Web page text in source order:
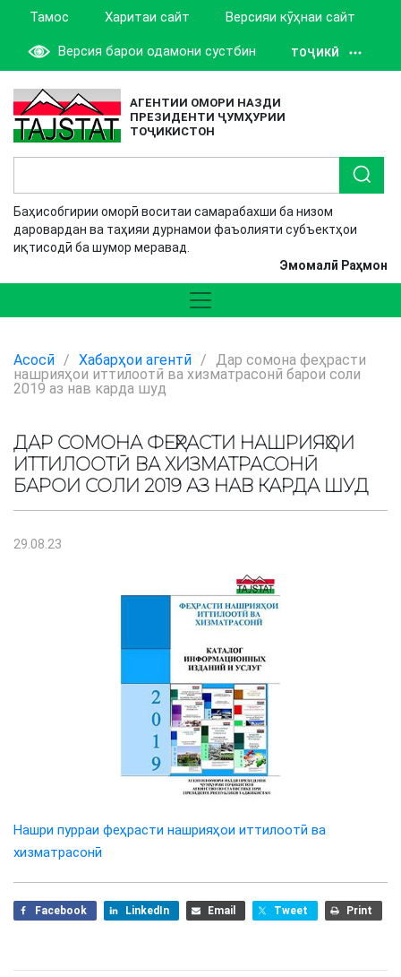
Тамос Харитаи сайт Версияи кӯҳнаи сайт
Версия барои одамони сустбин ТОҶИКӢ
АГЕНТИИ ОМОРИ НАЗДИ
ПРЕЗИДЕНТИ ҶУМҲУРИИ
ТОҶИКИСТОН
Баҳисобгирии оморӣ воситаи самарабахши ба низом
даровардан ва таҳияи дурнамои фаъолияти субъектҳои
иқтисодӣ ба шумор меравад.
Эмомалӣ Раҳмон
Асосӣ / Хабарҳои агентӣ / Дар сомона феҳрасти
нашрияҳои иттилоотӣ ва хизматрасонӣ барои соли
2019 аз нав карда шуд
ДАР СОМОНА ФЕҲРАСТИ НАШРИЯҲОИ
ИТТИЛООТӢ ВА ХИЗМАТРАСОНӢ
БАРОИ СОЛИ 2019 АЗ НАВ КАРДА ШУД
29.08.23
Нашри пурраи феҳрасти нашрияҳои иттилоотӣ ва
хизматрасонӣ
Facebook LinkedIn Email Tweet Print